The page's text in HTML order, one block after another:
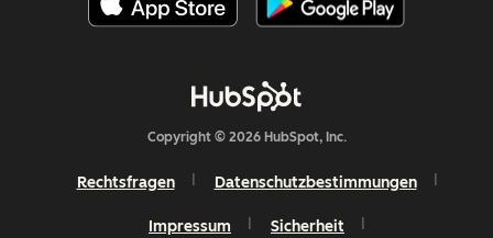
Copyright © 2026 HubSpot, Inc.
Rechtsfragen Datenschutzbestimmungen
Impressum Sicherheit